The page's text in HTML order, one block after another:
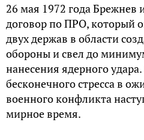
26 мая 1972 года Брежнев
договор по ПРО, который
двух держав в области
обороны и свел до
нанесения ядерного
бесконечного стресса в
военного конфликта
мирное время.